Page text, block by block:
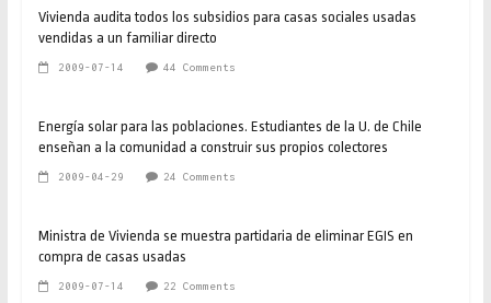
Vivienda audita todos los subsidios para casas sociales usadas
vendidas a un familiar directo
2009-07-14 44 Comments
Energía solar para las poblaciones. Estudiantes de la U. de Chile
enseñan a la comunidad a construir sus propios colectores
2009-04-29 24 Comments
Ministra de Vivienda se muestra partidaria de eliminar EGIS en
compra de casas usadas
2009-07-14 22 Comments